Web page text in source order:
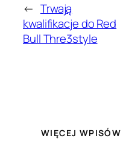
← Trwają
kwalifikacje do Red
Bull Thre3style
WIĘCEJ WPISÓW